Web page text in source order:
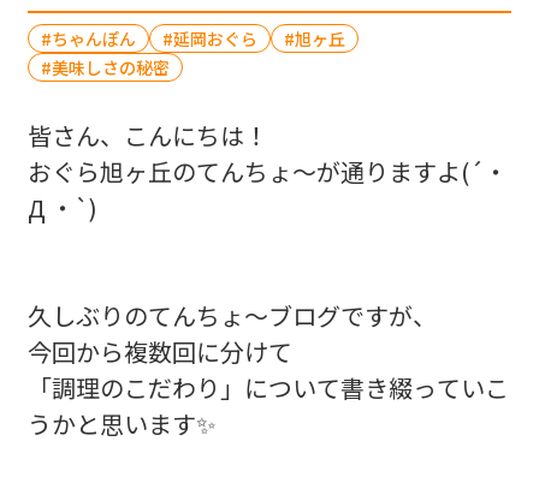
ちゃんぽん 延岡おぐら
旭ヶ丘
美味しさの秘密
皆さん、こんにちは！
おぐら旭ヶ丘のてんちょ〜が通りますよ(´・
Д ・`)
久しぶりのてんちょ〜ブログですが、
今回から複数回に分けて
「調理のこだわり」について書き綴っていこ
うかと思います✨